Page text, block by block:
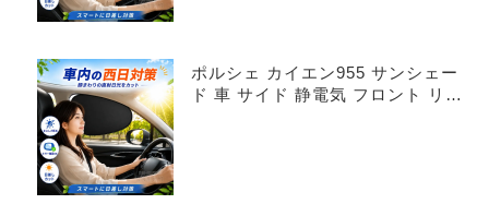
ポルシェ カイエン955 サンシェー
ド 車 サイド 静電気 フロント リア